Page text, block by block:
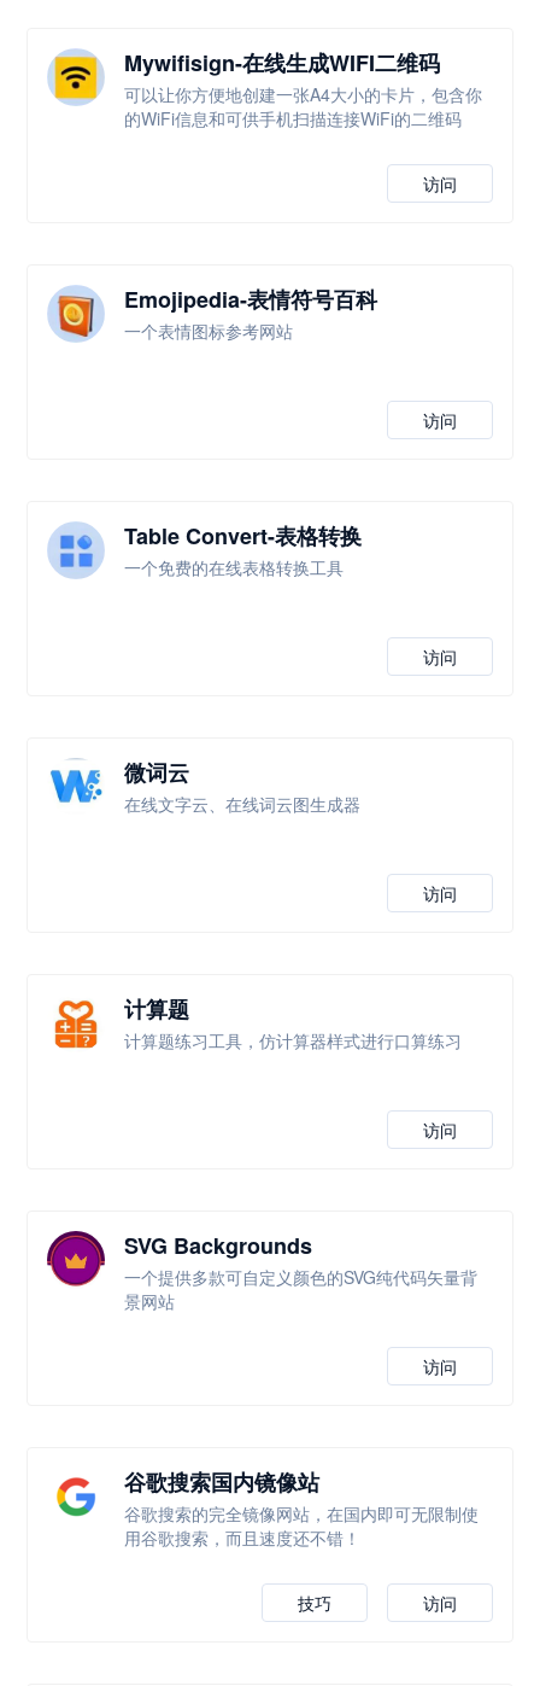
Mywifisign-在线生成WIFI二维码
可以让你方便地创建一张A4大小的卡片，包含你
的WiFi信息和可供手机扫描连接WiFi的二维码
访问
Emojipedia-表情符号百科
一个表情图标参考网站
访问
Table Convert-表格转换
一个免费的在线表格转换工具
访问
微词云
在线文字云、在线词云图生成器
访问
计算题
计算题练习工具，仿计算器样式进行口算练习
访问
SVG Backgrounds
一个提供多款可自定义颜色的SVG纯代码矢量背
景网站
访问
谷歌搜索国内镜像站
谷歌搜索的完全镜像网站，在国内即可无限制使
用谷歌搜索，而且速度还不错！
访问
技巧